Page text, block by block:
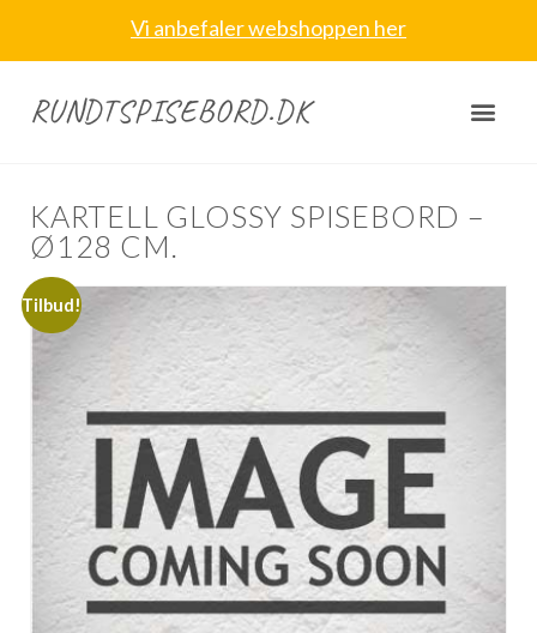
Vi anbefaler webshoppen her
RUNDTSPISEBORD.DK
KARTELL GLOSSY SPISEBORD –
Ø128 CM.
Tilbud!